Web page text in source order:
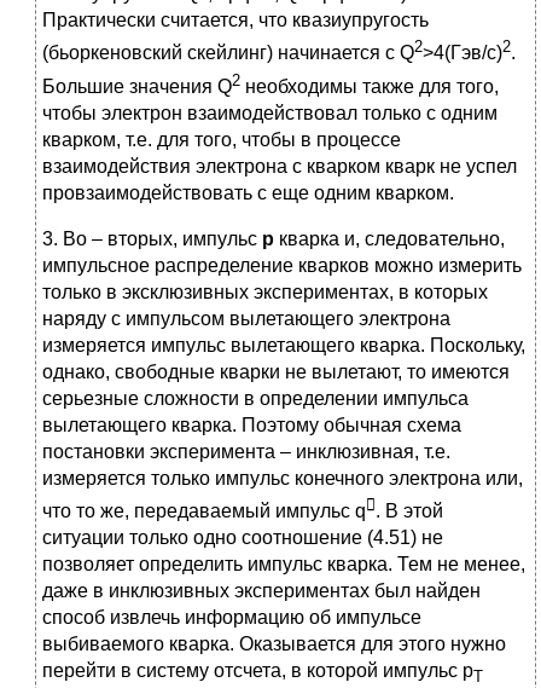
Практически считается, что квазиупругость
(бьоркеновский скейлинг) начинается с Q2>4(Гэв/с)2.
Большие значения Q2 необходимы также для того,
чтобы электрон взаимодействовал только с одним
кварком, т.е. для того, чтобы в процессе
взаимодействия электрона с кварком кварк не успел
провзаимодействовать с еще одним кварком.
3. Во – вторых, импульс р кварка и, следовательно,
импульсное распределение кварков можно измерить
только в эксклюзивных экспериментах, в которых
наряду с импульсом вылетающего электрона
измеряется импульс вылетающего кварка. Поскольку,
однако, свободные кварки не вылетают, то имеются
серьезные сложности в определении импульса
вылетающего кварка. Поэтому обычная схема
постановки эксперимента – инклюзивная, т.е.
измеряется только импульс конечного электрона или,
что то же, передаваемый импульс q  . В этой
ситуации только одно соотношение (4.51) не
позволяет определить импульс кварка. Тем не менее,
даже в инклюзивных экспериментах был найден
способ извлечь информацию об импульсе
выбиваемого кварка. Оказывается для этого нужно
перейти в систему отсчета, в которой импульс рТ